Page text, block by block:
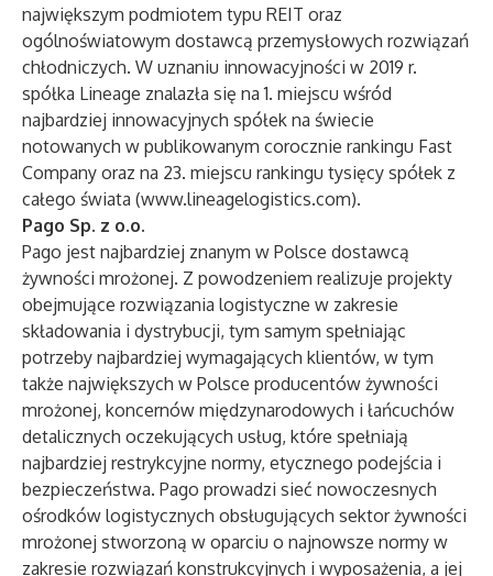
największym podmiotem typu REIT oraz
ogólnoświatowym dostawcą przemysłowych rozwiązań
chłodniczych. W uznaniu innowacyjności w 2019 r.
spółka Lineage znalazła się na 1. miejscu wśród
najbardziej innowacyjnych spółek na świecie
notowanych w publikowanym corocznie rankingu Fast
Company oraz na 23. miejscu rankingu tysięcy spółek z
całego świata (www.lineagelogistics.com).
Pago Sp. z o.o.
Pago jest najbardziej znanym w Polsce dostawcą
żywności mrożonej. Z powodzeniem realizuje projekty
obejmujące rozwiązania logistyczne w zakresie
składowania i dystrybucji, tym samym spełniając
potrzeby najbardziej wymagających klientów, w tym
także największych w Polsce producentów żywności
mrożonej, koncernów międzynarodowych i łańcuchów
detalicznych oczekujących usług, które spełniają
najbardziej restrykcyjne normy, etycznego podejścia i
bezpieczeństwa. Pago prowadzi sieć nowoczesnych
ośrodków logistycznych obsługujących sektor żywności
mrożonej stworzoną w oparciu o najnowsze normy w
zakresie rozwiązań konstrukcyjnych i wyposażenia, a jej